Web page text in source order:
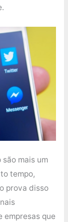
mais um
tempo,
prova disso
empresas que